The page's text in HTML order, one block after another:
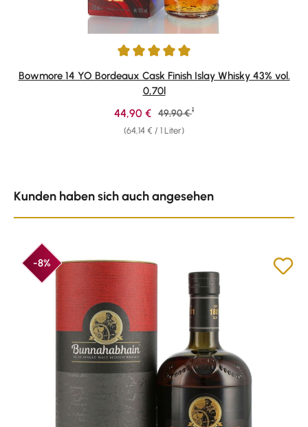
Durchschnittliche Bewertung von 5 von 5 Sternen
Bowmore 14 YO Bordeaux Cask Finish Islay Whisky 43% vol.
0,70l
(64,14 € / 1 Liter)
Verkaufspreis:
44,90 € Regulärer Preis:
49,90 € 1
Kunden haben sich auch angesehen
-8%